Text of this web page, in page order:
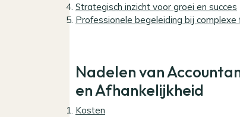
Strategisch inzicht voor groei en succes
Professionele begeleiding bij complexe
Nadelen van
en Afhankelijkheid
Kosten